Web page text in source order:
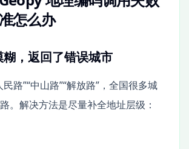
怎么办
，返回了错误城市
路”“中山路”“解放路”，全国很多城
。解决方法是尽量补全地址层级：